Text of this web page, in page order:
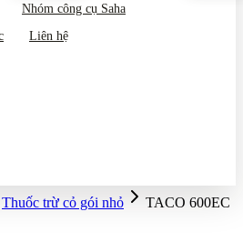
Nhóm công cụ Saha
Liên hệ
Thuốc trừ cỏ gói nhỏ
TACO 600EC